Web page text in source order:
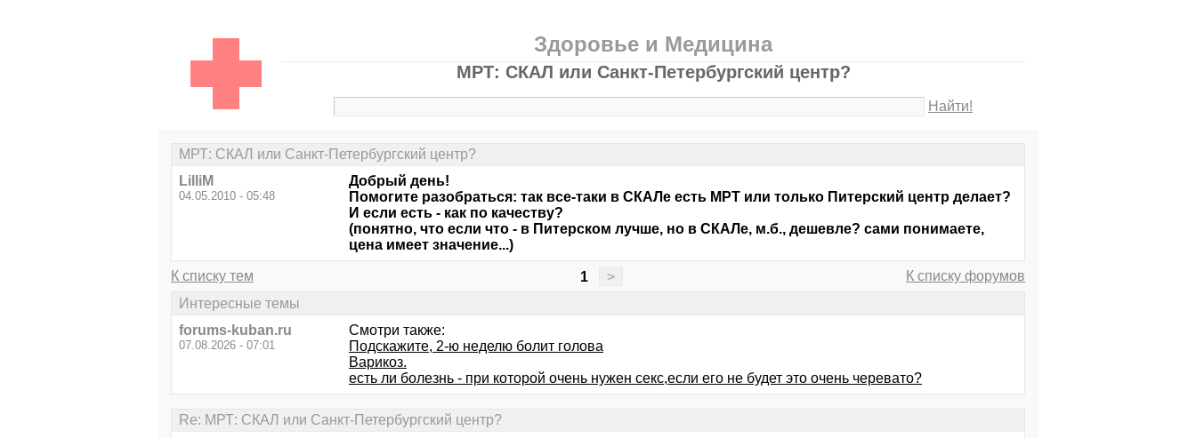
Здоровье и Медицина
МРТ: СКАЛ или Санкт-Петербургский центр?
Найти!
МРТ: СКАЛ или Санкт-Петербургский центр?
LilliM
04.05.2010 - 05:48
Добрый день!
Помогите разобраться: так все-таки в СКАЛе есть МРТ или только Питерский центр делает?
И если есть - как по качеству?
(понятно, что если что - в Питерском лучше, но в СКАЛе, м.б., дешевле? сами понимаете,
цена имеет значение...)
К списку тем 1 >
К списку форумов
Интересные темы
forums-kuban.ru
07.08.2026 - 07:01
Смотри также:
Подскажите, 2-ю неделю болит голова
Варикоз.
есть ли болезнь - при которой очень нужен секс,если его не будет это очень черевато?
Re: МРТ: СКАЛ или Санкт-Петербургский центр?